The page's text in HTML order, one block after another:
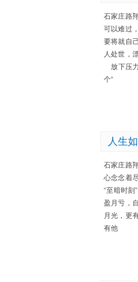
石家庄路
可以难过
要将就自
人处世，
放下压
个“
人生
石家庄路
心念念着
“至暗时
盈月亏，
月光，更
有他